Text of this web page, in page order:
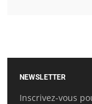
NEWSLETTER
Inscrivez-vous